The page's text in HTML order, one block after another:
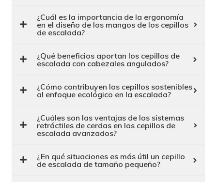
¿Cuál es la importancia de la ergonomía
en el diseño de los mangos de los cepillos
de escalada?
¿Qué beneficios aportan los cepillos de
escalada con cabezales angulados?
¿Cómo contribuyen los cepillos sostenibles
al enfoque ecológico en la escalada?
¿Cuáles son las ventajas de los sistemas
retráctiles de cerdas en los cepillos de
escalada avanzados?
¿En qué situaciones es más útil un cepillo
de escalada de tamaño pequeño?